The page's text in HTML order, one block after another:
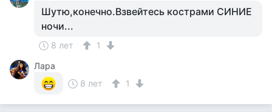
Шутю,конечно.Взвейтесь кострами СИНИЕ
ночи...
8 лет
1
Лара
8 лет
1